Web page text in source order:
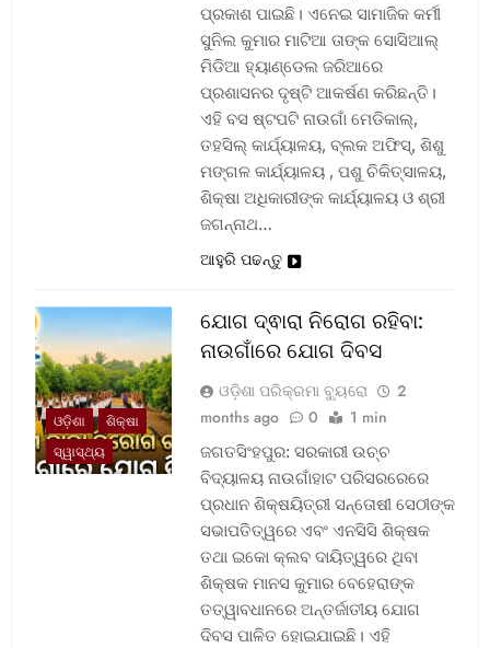
ପ୍ରକାଶ ପାଇଛି। ଏନେଇ ସାମାଜିକ କର୍ମୀ
ସୁନିଲ କୁମାର ମାଟିଆ ତାଙ୍କ ସୋସିଆଲ୍‌
ମିଡିଆ ହ୍ୟାଣ୍ଡେଲ ଜରିଆରେ
ପ୍ରଶାସନର ଦୃଷ୍ଟି ଆକର୍ଷଣ କରିଛନ୍ତି।
ଏହି ବସ ଷ୍ଟପଟି ନାଉଗାଁ ମେଡିକାଲ୍‌,
ତହସିଲ୍‌ କାର୍ଯ୍ୟାଳୟ, ବ୍ଲକ ଅଫିସ୍‌, ଶିଶୁ
ମଙ୍ଗଳ କାର୍ଯ୍ୟାଳୟ , ପଶୁ ଚିକିତ୍ସାଳୟ,
ଶିକ୍ଷା ଅଧିକାରୀଙ୍କ କାର୍ଯ୍ୟାଳୟ ଓ ଶ୍ରୀ
ଜଗନ୍ନାଥ…
ଆହୁରି ପଢନ୍ତୁ
ଓଡ଼ିଶା
ଶିକ୍ଷା
ସ୍ୱାସ୍ଥ୍ୟ
ଯୋଗ ଦ୍ଵାରା ନିରୋଗ ରହିବା:
ନାଉଗାଁରେ ଯୋଗ ଦିବସ
ଓଡ଼ିଶା ପରିକ୍ରମା ବ୍ୟୁରୋ
2
months ago
0 1 min
ଜଗତସିଂହପୁର: ସରକାରୀ ଉଚ୍ଚ
ବିଦ୍ୟାଳୟ ନାଉଗାଁହାଟ ପରିସରରେରେ
ପ୍ରଧାନ ଶିକ୍ଷୟିତ୍ରୀ ସନ୍ତୋଷୀ ସେଠୀଙ୍କ
ସଭାପତିତ୍ୱରେ ଏବଂ ଏନସିସି ଶିକ୍ଷକ
ତଥା ଇକୋ କ୍ଲବ ଦାୟିତ୍ୱରେ ଥିବା
ଶିକ୍ଷକ ମାନସ କୁମାର ବେହେରାଙ୍କ
ତତ୍ୱାବଧାନରେ ଅନ୍ତର୍ଜାତୀୟ ଯୋଗ
ଦିବସ ପାଳିତ ହୋଇଯାଇଛି। ଏହି